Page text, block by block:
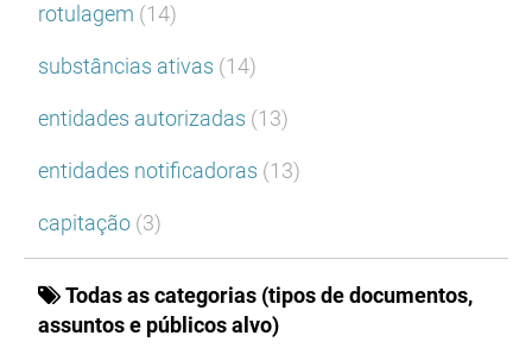
rotulagem (14)
substâncias ativas (14)
entidades autorizadas (13)
entidades notificadoras (13)
capitação (3)
Todas as categorias (tipos de documentos,
assuntos e públicos alvo)